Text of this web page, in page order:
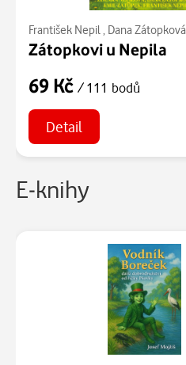
František Nepil, Dana Zátopková
Zátopkovi u Nepila
69 Kč / 111 bodů
Detail
E-knihy